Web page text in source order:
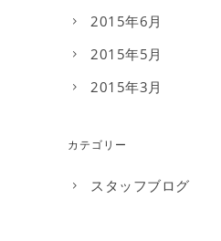
2015年6月
2015年5月
2015年3月
カテゴリー
スタッフブログ